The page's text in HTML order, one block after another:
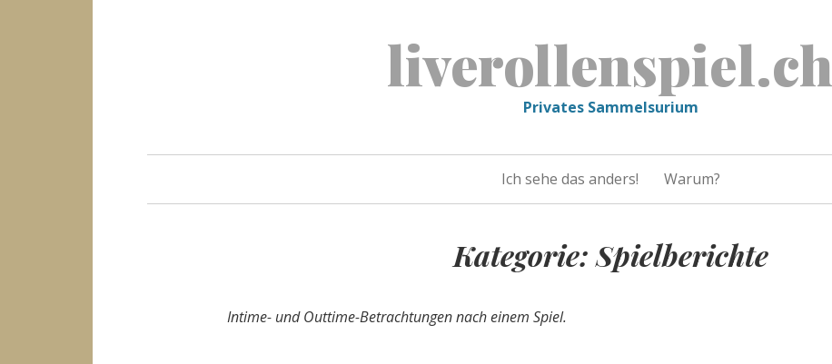
liverollenspiel.ch
Privates Sammelsurium
Ich sehe das anders! Warum?
Kategorie:Spielberichte
Intime- und Outtime-Betrachtungen nach einem Spiel.